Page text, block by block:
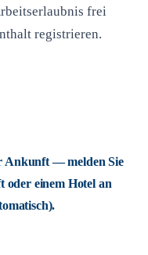
frei
registrieren.
Ankunft — melden Sie
oder einem Hotel an